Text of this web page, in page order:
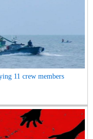
11 crew members